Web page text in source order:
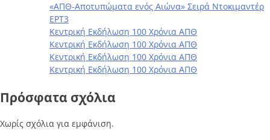
«ΑΠΘ-Αποτυπώματα ενός Αιώνα» Σειρά Ντοκιμαντέρ
ΕΡΤ3
Κεντρική Εκδήλωση 100 Χρόνια ΑΠΘ
Κεντρική Εκδήλωση 100 Χρόνια ΑΠΘ
Κεντρική Εκδήλωση 100 Χρόνια ΑΠΘ
Κεντρική Εκδήλωση 100 Χρόνια ΑΠΘ
Πρόσφατα σχόλια
Χωρίς σχόλια για εμφάνιση.